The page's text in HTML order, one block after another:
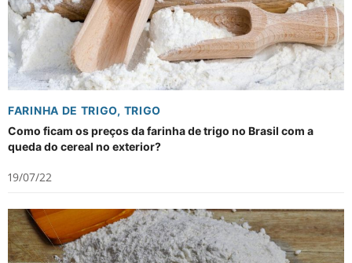
FARINHA DE TRIGO, TRIGO
Como ficam os preços da farinha de trigo no Brasil com a
queda do cereal no exterior?
19/07/22